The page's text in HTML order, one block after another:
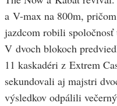
a V-max na 800m,
jazdcom robili
V dvoch blokoch
11 kaskadéri z Extrem
sekundovali aj majstri
výsledkov odpálili